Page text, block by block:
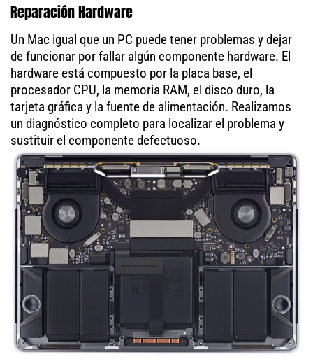
Reparación Hardware
Un Mac igual que un PC puede tener problemas y dejar
de funcionar por fallar algún componente hardware. El
hardware está compuesto por la placa base, el
procesador CPU, la memoria RAM, el disco duro, la
tarjeta gráfica y la fuente de alimentación. Realizamos
un diagnóstico completo para localizar el problema y
sustituir el componente defectuoso.